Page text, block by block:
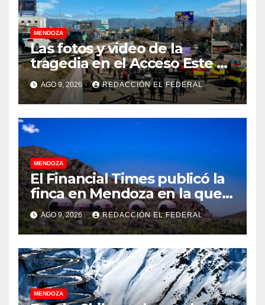
MENDOZA
Las fotos y video de la
tragedia en el Acceso Este en
donde murió un padre de
familia
AGO 9, 2026 REDACCIÓN EL FEDERAL
MENDOZA
El Financial Times publicó la
finca en Mendoza en la que
CEOs y millonarios de
empresas tecnológicas
planean enfrentar un posible
“apocalipsis” y guerra
nuclear
AGO 9, 2026 REDACCIÓN EL FEDERAL
MENDOZA